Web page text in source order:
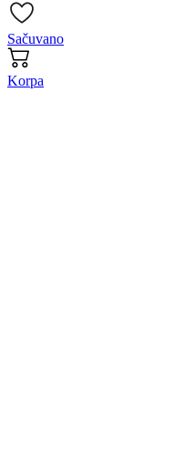
Sačuvano
Korpa